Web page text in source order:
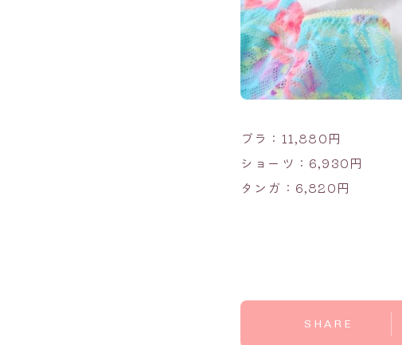
ブラ：11,880円
ショーツ：6,930円
タンガ：6,820円
SHARE